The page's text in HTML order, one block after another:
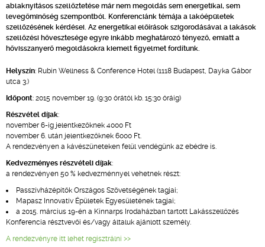
ablaknyitásos szellőztetése már nem megoldás sem energetikai, sem
levegőminőség szempontból. Konferenciánk témája a lakóépületek
szellőzésének kérdései. Az energetikai előírások szigorodásával a lakások
szellőzési hővesztesége egyre inkább meghatározó tényező, emiatt a
hővisszanyerő megoldásokra kiemelt figyelmet fordítunk.
Helyszín: Rubin Wellness & Conference Hotel (1118 Budapest, Dayka Gábor
utca 3.)
Időpont: 2015 november 19. (9:30 órától kb. 15:30 óráig)
Részvétel díjak:
november 6-ig jelentkezőknek 4000 Ft
november 6. után jelentkezőknek 6000 Ft.
A rendezvényen a kávészüneteken felül vendégünk az ebédre is.
Kedvezményes részvételi díjak:
a rendezvényen 50 % kedvezménnyel vehetnek részt:
Passzívházépítők Országos Szövetségének tagjai;
Mapasz Innovatív Épületek Egyesületének tagjai;
a 2015. március 19-én a Kinnarps Irodaházban tartott Lakásszellőzés
Konferencia résztvevői és/vagy általuk ajánlott személy.
A rendezvényre itt lehet regisztrálni >>